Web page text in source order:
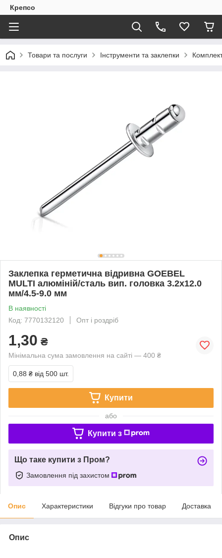
Крепсо
Товари та послуги Інструменти та заклепки
Заклепка герметична відривна GOEBEL
MULTI алюміній/сталь вип. головка 3.2х12.0
мм/4.5-9.0 мм
В наявності
Код: 7770132120
Опт і роздріб
1,30 ₴
Мінімальна сума замовлення на сайті — 400 ₴
0,88 ₴ від 500 шт.
Купити
або
Купити з
Що таке купити з Пром?
Замовлення під захистом
Опис Характеристики Відгуки про товар Доставка
Опис